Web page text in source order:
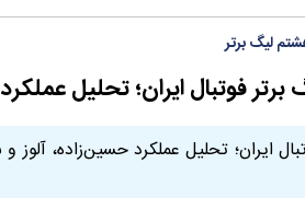
لیگ برتر
فوتبال ایران؛ تحلیل
ایران؛ تحلیل عملکرد حسین‌زاده،